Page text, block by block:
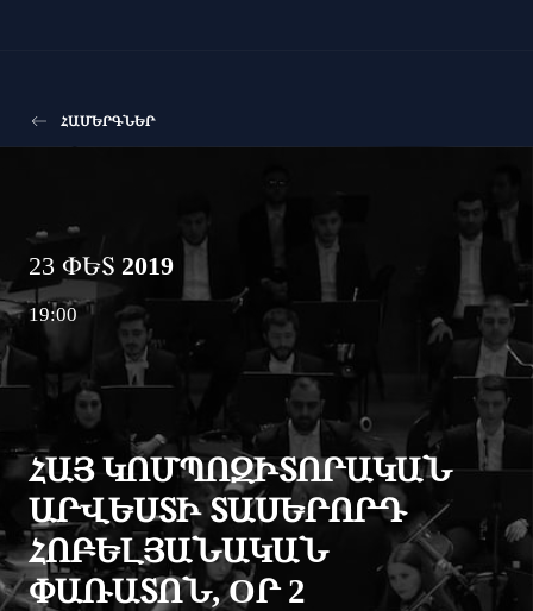
ՀԱՄԵՐԳՆԵՐ
23 ՓԵՏ 2019
19:00
ՀԱՅ ԿՈՄՊՈԶԻՏՈՐԱԿԱՆ
ԱՐՎԵՍՏԻ ՏԱՍԵՐՈՐԴ
ՀՈԲԵԼՅԱՆԱԿԱՆ
ՓԱՌԱՏՈՆ, OՐ 2